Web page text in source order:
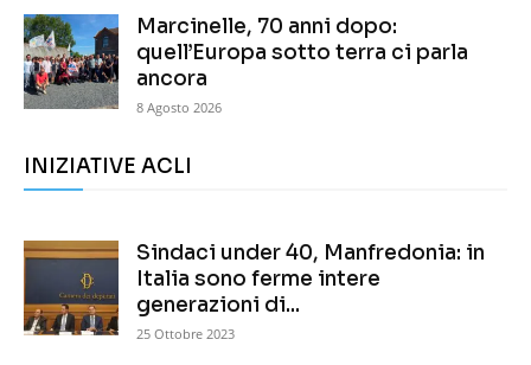
Marcinelle, 70 anni dopo:
quell’Europa sotto terra ci parla
ancora
8 Agosto 2026
INIZIATIVE ACLI
Sindaci under 40, Manfredonia: in
Italia sono ferme intere
generazioni di...
25 Ottobre 2023